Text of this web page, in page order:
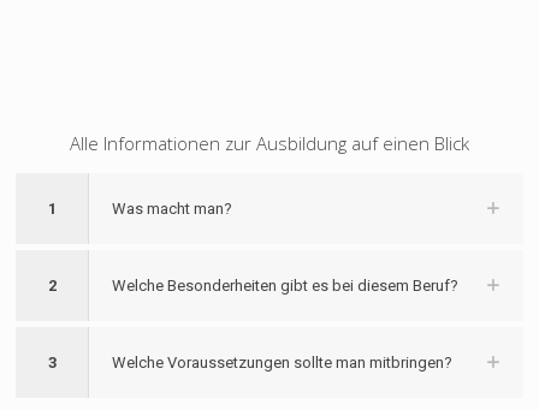
Alle Informationen zur Ausbildung auf einen Blick
1 Was macht man?
2 Welche Besonderheiten gibt es bei diesem Beruf?
3 Welche Voraussetzungen sollte man mitbringen?